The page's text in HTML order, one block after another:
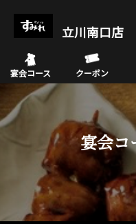
立川南口店
宴会コース クーポン
宴会コ